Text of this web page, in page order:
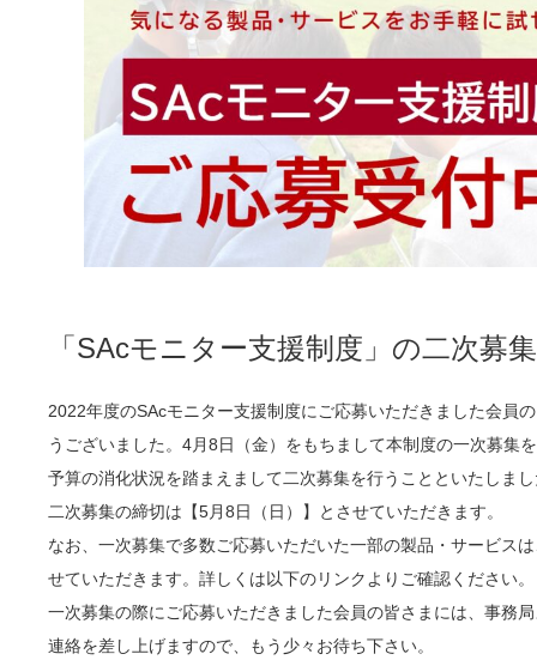
「SAcモニター支援制度」の二次募
2022年度のSAcモニター支援制度にご応募いただきました会員
うございました。4月8日（金）をもちまして本制度の一次募集
予算の消化状況を踏まえまして二次募集を行うことといたしま
二次募集の締切は【5月8日（日）】とさせていただきます。
なお、一次募集で多数ご応募いただいた一部の製品・サービス
せていただきます。詳しくは以下のリンクよりご確認ください。
一次募集の際にご応募いただきました会員の皆さまには、事務
連絡を差し上げますので、もう少々お待ち下さい。